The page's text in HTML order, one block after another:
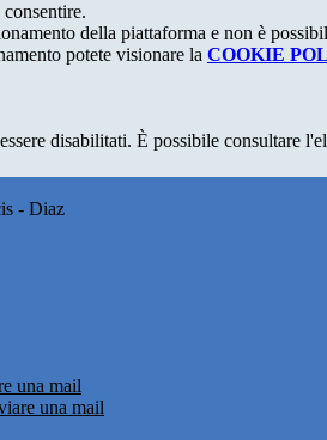
della piattaforma e non è
potete visionare la COOKIE
disabilitati. È possibile consultare
- Diaz
una mail
una mail